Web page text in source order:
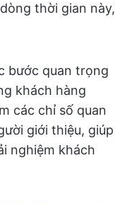
thời gian này,
bước quan trọng
khách hàng
các chỉ số quan
giới thiệu, giúp
nghiệm khách